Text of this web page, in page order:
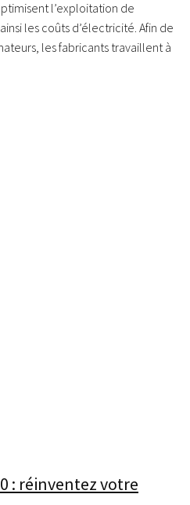
l’exploitation de
les coûts d’électricité. Afin de
les fabricants travaillent à
: réinventez votre